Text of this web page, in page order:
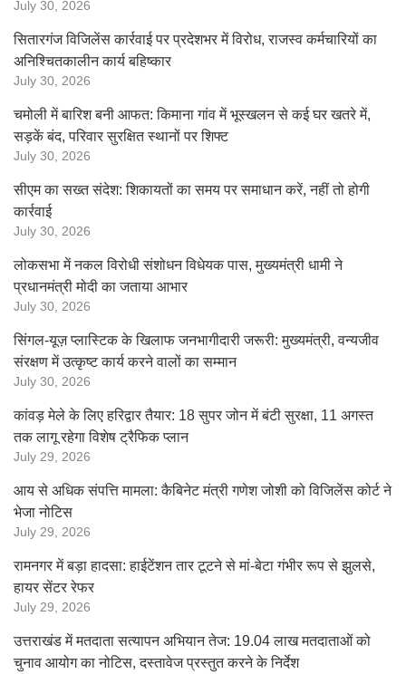
July 30, 2026
सितारगंज विजिलेंस कार्रवाई पर प्रदेशभर में विरोध, राजस्व कर्मचारियों का
अनिश्चितकालीन कार्य बहिष्कार
July 30, 2026
चमोली में बारिश बनी आफत: किमाना गांव में भूस्खलन से कई घर खतरे में,
सड़कें बंद, परिवार सुरक्षित स्थानों पर शिफ्ट
July 30, 2026
सीएम का सख्त संदेश: शिकायतों का समय पर समाधान करें, नहीं तो होगी
कार्रवाई
July 30, 2026
लोकसभा में नकल विरोधी संशोधन विधेयक पास, मुख्यमंत्री धामी ने
प्रधानमंत्री मोदी का जताया आभार
July 30, 2026
सिंगल-यूज़ प्लास्टिक के खिलाफ जनभागीदारी जरूरी: मुख्यमंत्री, वन्यजीव
संरक्षण में उत्कृष्ट कार्य करने वालों का सम्मान
July 30, 2026
कांवड़ मेले के लिए हरिद्वार तैयार: 18 सुपर जोन में बंटी सुरक्षा, 11 अगस्त
तक लागू रहेगा विशेष ट्रैफिक प्लान
July 29, 2026
आय से अधिक संपत्ति मामला: कैबिनेट मंत्री गणेश जोशी को विजिलेंस कोर्ट ने
भेजा नोटिस
July 29, 2026
रामनगर में बड़ा हादसा: हाईटेंशन तार टूटने से मां-बेटा गंभीर रूप से झुलसे,
हायर सेंटर रेफर
July 29, 2026
उत्तराखंड में मतदाता सत्यापन अभियान तेज: 19.04 लाख मतदाताओं को
चुनाव आयोग का नोटिस, दस्तावेज प्रस्तुत करने के निर्देश